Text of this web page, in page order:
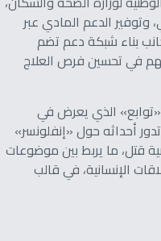
وتوفير الدعم المادي عبر
بناء شبكة دعم تضم
في تحسين فرص العلاج
الذي يعرض في
أحداثه حول «إنفلونسر»
ما يربط بين موضوعات
الإنسانية، في قالب